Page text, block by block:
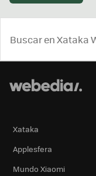
Xataka
Applesfera
Mundo Xiaomi